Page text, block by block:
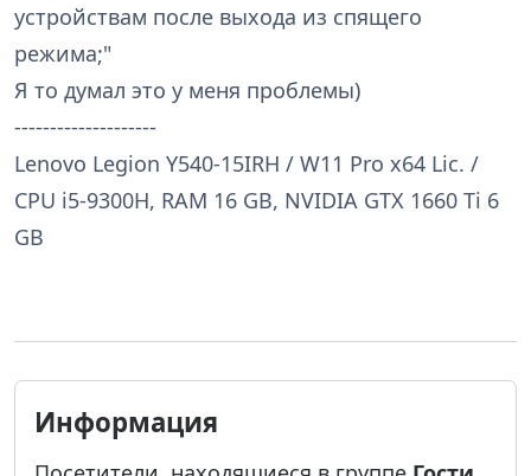
устройствам после выхода из спящего
режима;"
Я то думал это у меня проблемы)
--------------------
Lenovo Legion Y540-15IRH / W11 Pro x64 Lic. /
CPU i5-9300H, RAM 16 GB, NVIDIA GTX 1660 Ti 6
GB
Информация